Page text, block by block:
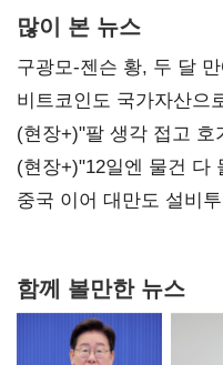
많이 본 뉴스
구광모-젠슨 황, 두 달
비트코인도 국가자산으
숙제
(현장+)"팔 생각 접고
20억 키맞추기
(현장+)"12일엔 물건 다
연 홈플러스
중국 이어 대만도 설비
함께 볼만한 뉴스